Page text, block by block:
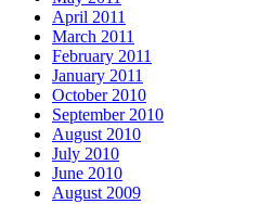
April 2011
March 2011
February 2011
January 2011
October 2010
September 2010
August 2010
July 2010
June 2010
August 2009